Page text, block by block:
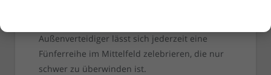
Außenverteidiger lässt sich jederzeit eine
Fünferreihe im Mittelfeld zelebrieren, die nur
schwer zu überwinden ist.